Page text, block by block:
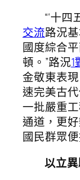
“‘十四
交流路況
國度綜合
頓。”路況1
金敬東表
速完美古
一批嚴重
通道，更
國民群眾便
以立